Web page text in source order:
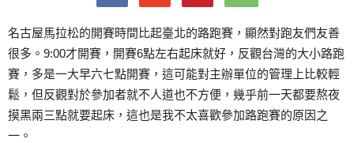
名古屋馬拉松的開賽時間比起臺北的路跑賽，顯然對跑友們友善
很多。9:00才開賽，開賽6點左右起床就好，反觀台灣的大小路跑
賽，多是一大早六七點開賽，這可能對主辦單位的管理上比較輕
鬆，但反觀對於參加者就不人道也不方便，幾乎前一天都要熬夜
摸黑兩三點就要起床，這也是我不太喜歡參加路跑賽的原因之
一。